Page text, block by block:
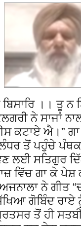
।। ਤੂ
ਨੇ ਸਾਜਾਂ
ਕਟਾਏ ਐ।”
ਤੋਂ ਪਹੁੰਚੇ
ਲਈ ਸਤਿਗੁਰ
ਵਿੱਚ ਗਾ ਕੇ ਪੇਸ਼
ਨੇ ਗੀਤ
ਗੋਬਿੰਦ ਰਾਏ
ਤੋਂ ਹੀ